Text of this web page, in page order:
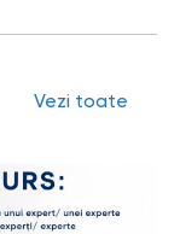
Vezi toate